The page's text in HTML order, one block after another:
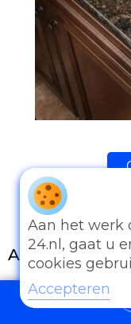
Andere
Eender welk
Aan het werk
24.nl, gaat u
cookies
Accepteren